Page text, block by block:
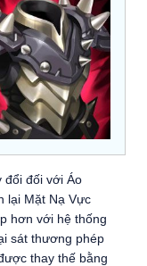
đổi đối với Áo
lại Mặt Nạ Vực
hơn với hệ thống
sát thương phép
thay thế bằng